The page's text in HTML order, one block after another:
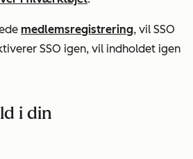
medlemsregistrering, vil SSO
SSO igen, vil indholdet igen
i din